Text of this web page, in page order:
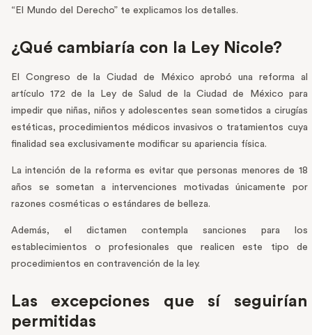
“El Mundo del Derecho” te explicamos los detalles.
¿Qué cambiaría con la Ley Nicole?
El Congreso de la Ciudad de México aprobó una reforma al
artículo 172 de la Ley de Salud de la Ciudad de México para
impedir que niñas, niños y adolescentes sean sometidos a cirugías
estéticas, procedimientos médicos invasivos o tratamientos cuya
finalidad sea exclusivamente modificar su apariencia física.
La intención de la reforma es evitar que personas menores de 18
años se sometan a intervenciones motivadas únicamente por
razones cosméticas o estándares de belleza.
Además, el dictamen contempla sanciones para los
establecimientos o profesionales que realicen este tipo de
procedimientos en contravención de la ley.
Las excepciones que sí seguirían
permitidas